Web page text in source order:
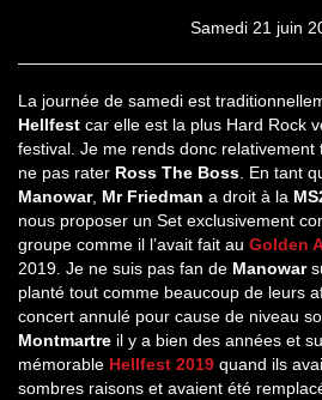
Samedi 21 juin
La journée de samedi est
Hellfest car elle est la plus Hard Rock
festival. Je me rends donc
ne pas rater Ross The Boss . En tant
Manowar, Mr Friedman a droit à la
nous proposer un Set exclusivement
groupe comme il l’avait fait au Golden
2019. Je ne suis pas fan de Manowar
planté tout comme beaucoup de leurs
concert annulé pour cause de niveau
Montmartre il y a bien des années et
mémorable Hellfest 2019 quand ils
sombres raisons et avaient été